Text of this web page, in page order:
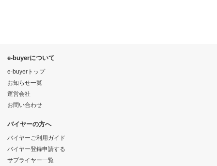
e-buyerについて
e-buyerトップ
お知らせ一覧
運営会社
お問い合わせ
バイヤーの方へ
バイヤーご利用ガイド
バイヤー登録申請する
サプライヤー一覧